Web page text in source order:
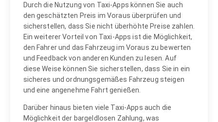
Durch die Nutzung von Taxi-Apps können Sie auch
den geschätzten Preis im Voraus überprüfen und
sicherstellen, dass Sie nicht überhöhte Preise zahlen.
Ein weiterer Vorteil von Taxi-Apps ist die Möglichkeit,
den Fahrer und das Fahrzeug im Voraus zu bewerten
und Feedback von anderen Kunden zu lesen. Auf
diese Weise können Sie sicherstellen, dass Sie in ein
sicheres und ordnungsgemäßes Fahrzeug steigen
und eine angenehme Fahrt genießen.
Darüber hinaus bieten viele Taxi-Apps auch die
Möglichkeit der bargeldlosen Zahlung, was